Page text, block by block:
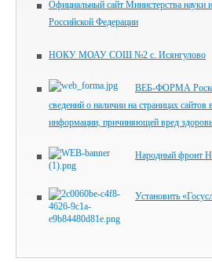
Официальный сайт Министерства науки
Российской Федерации
НОКУ МОАУ СОШ №2 с. Исянгулово
ВЕБ-ФОРМА
сведений о наличии на страницах сайтов
информации, причиняющей вред
Народный фронт
Установить